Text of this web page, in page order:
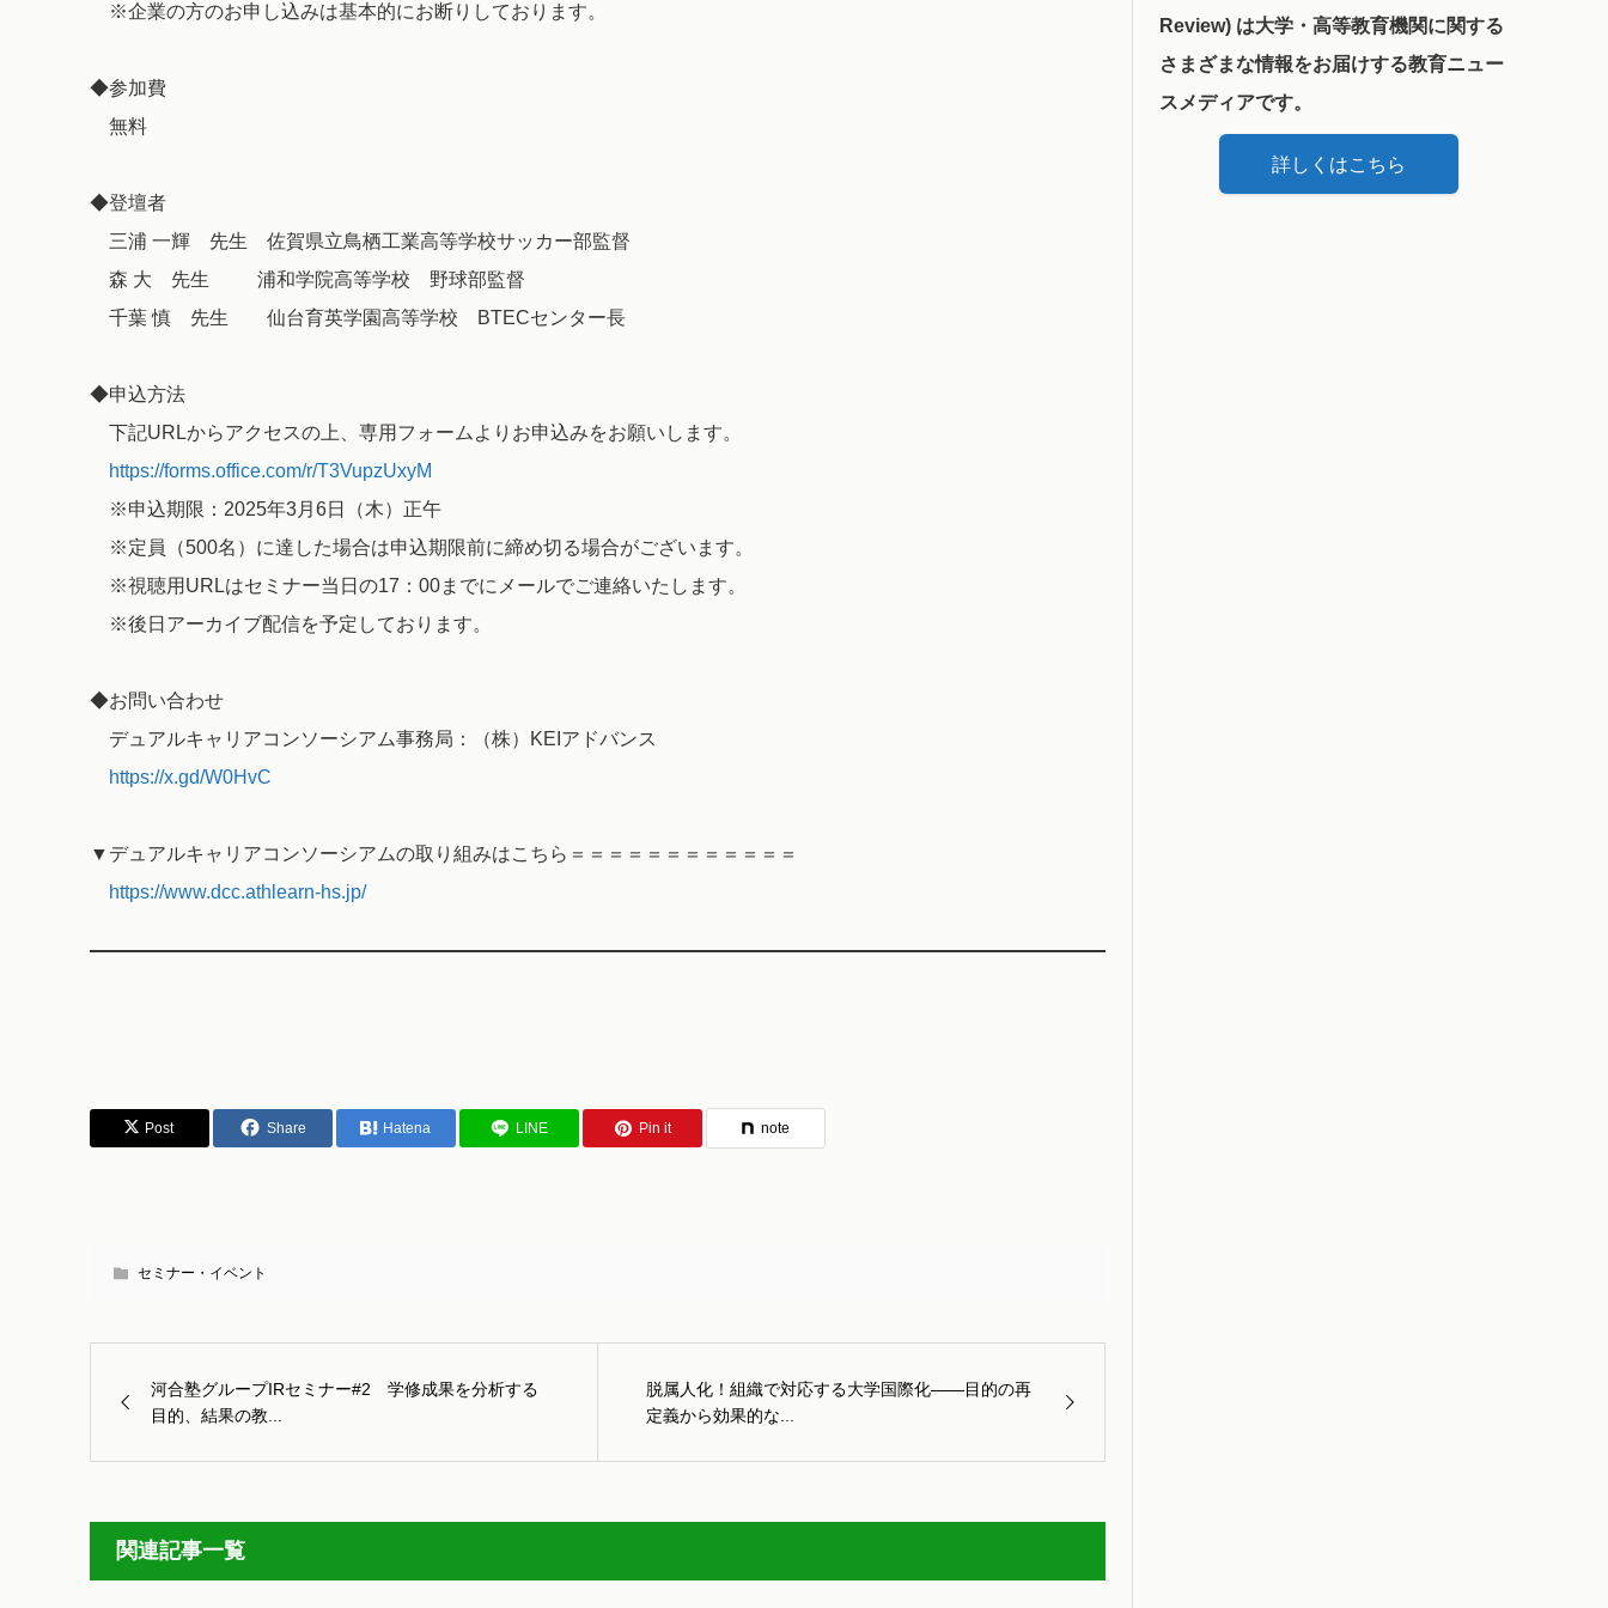
※企業の方のお申し込みは基本的にお断りしております。
◆参加費
無料
◆登壇者
三浦 一輝 先生 佐賀県立鳥栖工業高等学校サッカー部監督
森 大 先生 浦和学院高等学校 野球部監督
千葉 慎 先生 仙台育英学園高等学校 BTECセンター長
◆申込方法
下記URLからアクセスの上、専用フォームよりお申込みをお願いします。
https://forms.office.com/r/T3VupzUxyM
※申込期限：2025年3月6日（木）正午
※定員（500名）に達した場合は申込期限前に締め切る場合がございます。
※視聴用URLはセミナー当日の17：00までにメールでご連絡いたします。
※後日アーカイブ配信を予定しております。
◆お問い合わせ
デュアルキャリアコンソーシアム事務局：（株）KEIアドバンス
https://x.gd/W0HvC
▼デュアルキャリアコンソーシアムの取り組みはこちら＝＝＝＝＝＝＝＝＝＝＝＝
https://www.dcc.athlearn-hs.jp/
Post Share Hatena LINE Pin it note
セミナー・イベント
河合塾グループIRセミナー#2 学修成果を分析する
目的、結果の教...
脱属人化！組織で対応する大学国際化――目的の再
定義から効果的な...
関連記事一覧
Review) は大学・高等教育機関に関する
さまざまな情報をお届けする教育ニュー
スメディアです。
詳しくはこちら